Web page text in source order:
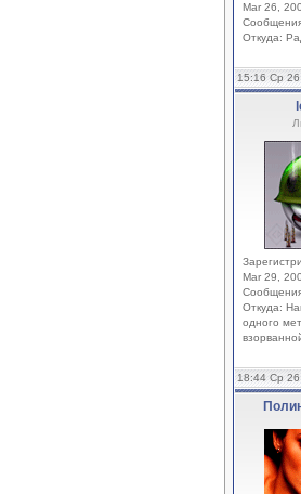
Mar 26,
Откуда:
15:16 Ср
Mar 29,
Откуда:
одного
18:44 Ср